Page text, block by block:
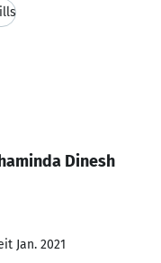
Dinesh
Jan. 2021